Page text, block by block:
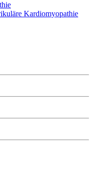
Kardiomyopathie